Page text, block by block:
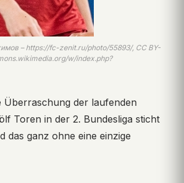
– https://fc-zenit.ru/photo/55893/, CC BY-
w/index.php?
Überraschung der laufenden
Toren in der 2. Bundesliga sticht
das ganz ohne eine einzige